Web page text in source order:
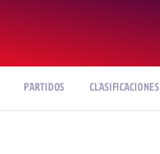
PARTIDOS CLASIFICACIONES